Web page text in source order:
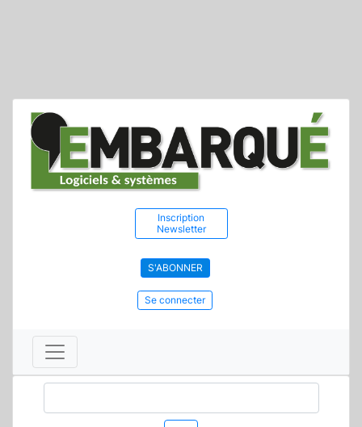
Inscription
Newsletter
S'ABONNER
Se connecter